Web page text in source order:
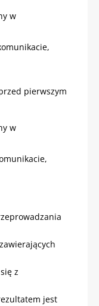
w
pierwszym
w
z
jest